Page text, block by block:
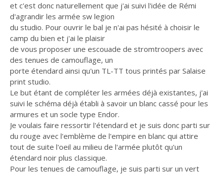
et c'est donc naturellement que j'ai suivi l'idée de Rémi
d'agrandir les armée sw legion
du studio. Pour ouvrir le bal je n'ai pas hésité à choisir le
camp du bien et j'ai le plaisir
de vous proposer une escouade de stromtroopers avec
des tenues de camouflage, un
porte étendard ainsi qu'un TL-TT tous printés par Salaise
print studio.
Le but étant de compléter les armées déjà existantes, j'ai
suivi le schéma déjà établi à savoir un blanc cassé pour les
armures et un socle type Endor.
Je voulais faire ressortir l'étendard et je suis donc parti sur
du rouge avec l'emblème de l'empire en blanc qui attire
tout de suite l'oeil au milieu de l'armée plutôt qu'un
étendard noir plus classique.
Pour les tenues de camouflage, je suis parti sur un vert